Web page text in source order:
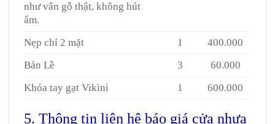
như vân gỗ thật, không hút
ẩm.
Nẹp chỉ 2 mặt 1
400.000
Bản Lề
3
60.000
Khóa tay gạt Vikini
1 600.000
5. Thông tin liên hệ báo giá cửa nhựa